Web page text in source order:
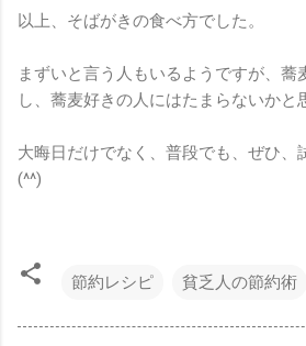
以上、そばがきの食べ方でした。
まずいと言う人もいるようですが、蕎
し、蕎麦好きの人にはたまらないかと
大晦日だけでなく、普段でも、ぜひ、
(^^)
節約レシピ 貧乏人の節約術